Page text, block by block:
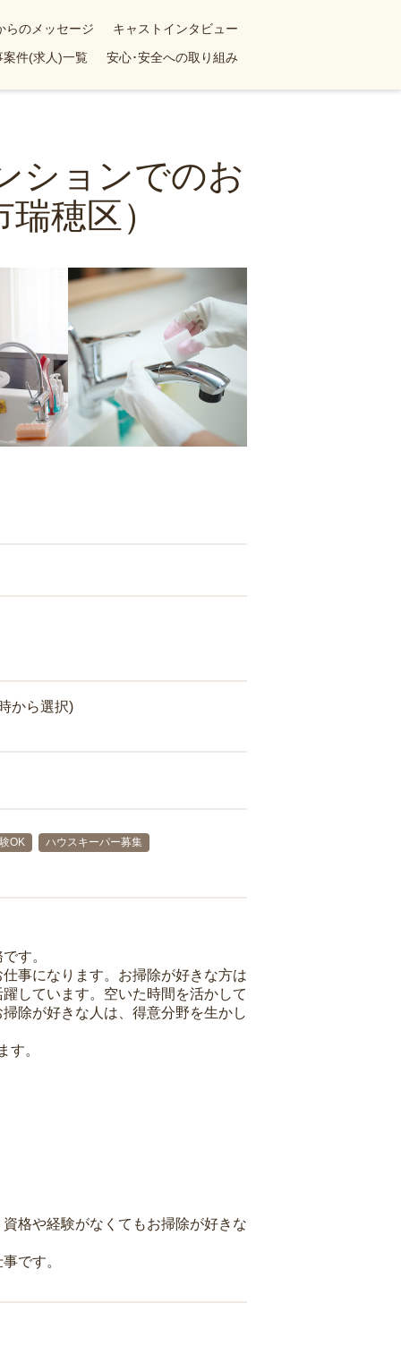
らのメッセージ
キャストインタビュー
案件(求人)一覧 安心･安全への取り組み
ションでのお
穂区）
から選択)
OK
ハウスキーパー募集
す。
事になります。お掃除が好きな方は
しています。空いた時間を活かして
除が好きな人は、得意分野を生かし
す。
格や経験がなくてもお掃除が好きな
です。